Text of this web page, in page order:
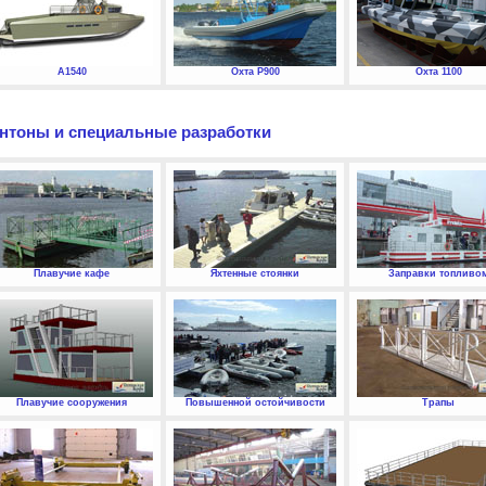
А1540 Охта P900 Охта 1100
и специальные разработки
Плавучие кафе Яхтенные стоянки Заправки
Плавучие сооружения Повышенной остойчивости Трапы